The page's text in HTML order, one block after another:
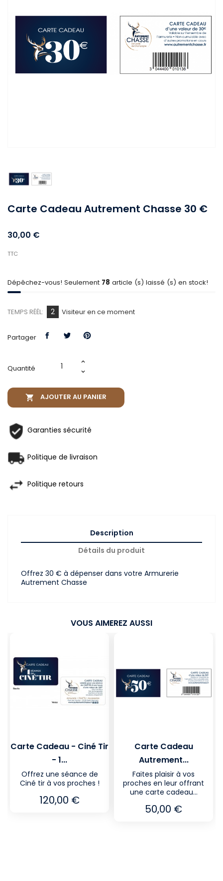
Carte Cadeau Autrement Chasse 30 €
30,00 €
TTC
Dépêchez-vous! Seulement 78 article (s) laissé (s) en stock!
TEMPS RÉÉL: 2 Visiteur en ce moment
Partager
Quantité
 AJOUTER AU PANIER
Garanties sécurité
Politique de livraison
Politique retours
Description
Détails du produit
Offrez 30 € à dépenser dans votre Armurerie
Autrement Chasse
VOUS AIMEREZ AUSSI
Carte Cadeau - Ciné Tir
- 1...
Offrez une séance de
Ciné tir à vos proches !
Prix
120,00 €
Carte Cadeau
Autrement...
Faites plaisir à vos
proches en leur offrant
une carte cadeau...
Prix
50,00 €